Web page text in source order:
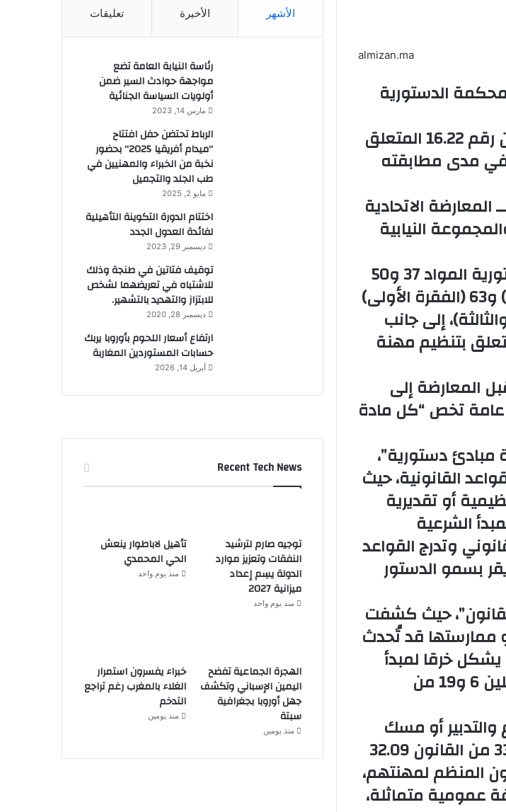
almizan.ma
الدستورية
أحالت المعارضة بمجلس النواب، اليوم الجمعة، القانون رقم 16.22 المتعلق
في مدى مطابقته
الاتحادية
النيابية
وفي هذا الصدد، طالبت المعارضة بالبت في مدى دستورية المواد 37 و50
و51 و53 (الفقرتان الأولى والثانية) و55 (الفقرة الثانية) و63 (الفقرة الأولى)
الثانية والثالثة)، إلى جانب
مجموع النص من القانون رقم 16.22 المتعلق بتنظيم مهنة
المعارضة إلى
عامة تخص “كل مادة
دستورية”،
القانونية، حيث
تمنح سلطات تنظيمية أو تقديرية
الشرعية
وتدرج القواعد
الذي يقر بسمو الدستور
حيث كشفت
ممارستها قد تُحدث
يشكل خرقا لمبدأ
المساواة وتكافؤ الفرص المنصوص عليهما في الفصلين 6 و19 من
أو مسك
حسابات الودائع على مهنة الموثقين بموجب المادة 33 من القانون 32.09
المنظم لمهنتهم،
عمومية متماثلة،
الأشهر الأخيرة تعليقات
رئاسة النيابة العامة تضع
مواجهة حوادث السير ضمن
أولويات السياسة الجنائية
مارس 14, 2023
الرباط تحتضن حفل افتتاح
“ميدام أفريقيا 2025” بحضور
نخبة من الخبراء والمهنيين في
طب الجلد والتجميل
مايو 2, 2025
اختتام الدورة التكوينة التأهيلية
لفائدة العدول الجدد
ديسمبر 29, 2023
توقيف فتاتين في طنجة وذلك
للاشتباه في تعريضهما لشخص
للابتزاز والتهديد بالتشهير.
ديسمبر 28, 2020
ارتفاع أسعار اللحوم بأوروبا يربك
حسابات المستوردين المغاربة
أبريل 14, 2026
Recent Tech News
توجيه صارم لترشيد
النفقات وتعزيز موارد
الدولة يسِم إعداد
ميزانية 2027
منذ يوم واحد
تأهيل لاباطوار ينعش
الحي المحمدي
منذ يوم واحد
الهجرة الجماعية تفضح
اليمين الإسباني وتكشف
جهل أوروبا بجغرافية
سبتة
منذ يومين
خبراء يفسرون استمرار
الغلاء بالمغرب رغم تراجع
التدخم
منذ يومين